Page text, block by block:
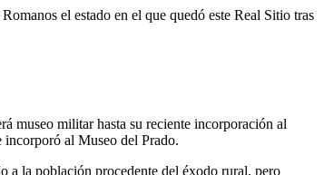
el estado en el que quedó este Real Sitio tras
museo militar hasta su reciente incorporación al
incorporó al Museo del Prado.
a la población procedente del éxodo rural, pero